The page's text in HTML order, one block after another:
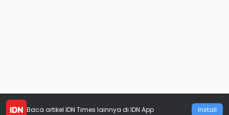
Baca artikel IDN Times lainnya di IDN App Install